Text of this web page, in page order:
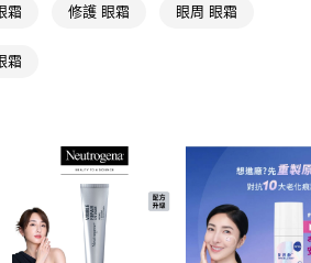
需綁卡、不需儲值。
後，再付款。
先享後付」後，將跳轉至「AFTEE先享後付」
認金額後，即可完成結帳。
收到繳費通知簡訊。
天內，點擊此簡訊中的連結，可透過四大超商／
進行付款，方視為交易完成。
不需立刻繳費，但若您需要取消訂單，請聯絡
同意取消之訂單仍視為有效，需透過AFTEE先享
含以上)免運費
含以上)免運費
霜 修護 眼霜 眼周 眼霜
霜